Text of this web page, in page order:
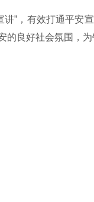
讲”，有效打通平安
的良好社会氛围，